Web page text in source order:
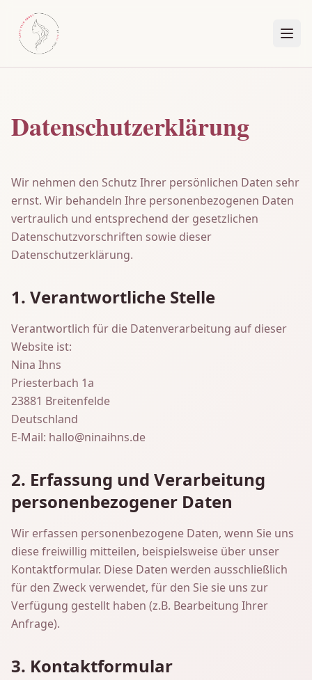
Datenschutzerklärung
Wir nehmen den Schutz Ihrer persönlichen Daten sehr
ernst. Wir behandeln Ihre personenbezogenen Daten
vertraulich und entsprechend der gesetzlichen
Datenschutzvorschriften sowie dieser
Datenschutzerklärung.
1. Verantwortliche Stelle
Verantwortlich für die Datenverarbeitung auf dieser
Website ist:
Nina Ihns
Priesterbach 1a
23881 Breitenfelde
Deutschland
E-Mail: hallo@ninaihns.de
2. Erfassung und Verarbeitung
personenbezogener Daten
Wir erfassen personenbezogene Daten, wenn Sie uns
diese freiwillig mitteilen, beispielsweise über unser
Kontaktformular. Diese Daten werden ausschließlich
für den Zweck verwendet, für den Sie sie uns zur
Verfügung gestellt haben (z.B. Bearbeitung Ihrer
Anfrage).
3. Kontaktformular